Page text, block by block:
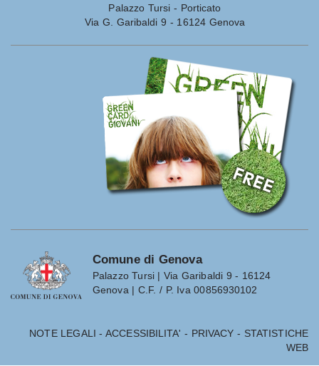
Palazzo Tursi - Porticato
Via G. Garibaldi 9 - 16124 Genova
Comune di Genova
Palazzo Tursi | Via Garibaldi 9 - 16124
Genova | C.F. / P. Iva 00856930102
NOTE LEGALI -ACCESSIBILITA' - PRIVACY - STATISTICHE
WEB